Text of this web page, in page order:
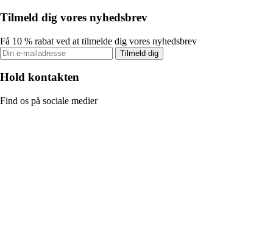
Tilmeld dig vores nyhedsbrev
Få 10 % rabat ved at tilmelde dig vores nyhedsbrev
Tilmeld dig
Hold kontakten
Find os på sociale medier